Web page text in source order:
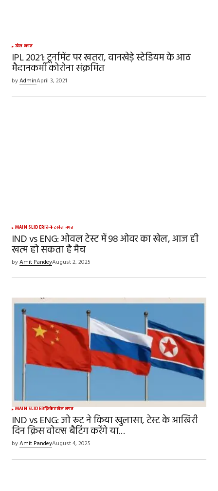
खेल जगत
IPL 2021: टूर्नामेंट पर खतरा, वानखेड़े स्टेडियम के आठ
मैदानकर्मी कोरोना संक्रमित
byAdminApril 3, 2021
MAIN SLIDERक्रिकेटखेल जगत
IND vs ENG: ओवल टेस्ट में 98 ओवर का खेल, आज ही
खत्म हो सकता है मैच
byAmit PandeyAugust 2, 2025
MAIN SLIDERक्रिकेटखेल जगत
IND vs ENG: जो रूट ने किया खुलासा, टेस्ट के आखिरी
दिन क्रिस वोक्स बैटिंग करेंगे या…
byAmit PandeyAugust 4, 2025